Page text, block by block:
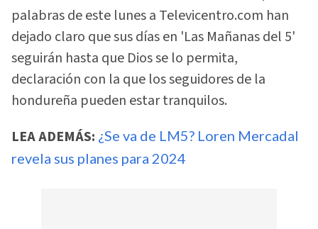
palabras de este lunes a Televicentro.com han
dejado claro que sus días en 'Las Mañanas del 5'
seguirán hasta que Dios se lo permita,
declaración con la que los seguidores de la
hondureña pueden estar tranquilos.
LEA ADEMÁS: ¿Se va de LM5? Loren Mercadal
revela sus planes para 2024